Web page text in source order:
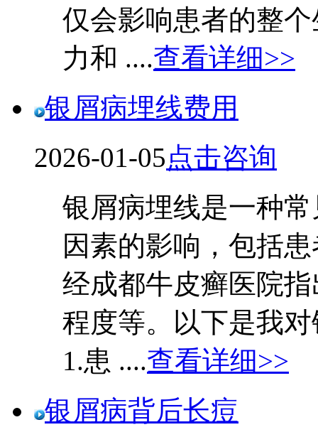
仅会影响患者的整
力和 ....查看详细>>
银屑病埋线费用
2026-01-05点击咨询
银屑病埋线是一种
因素的影响，包括
经成都牛皮癣医院
程度等。以下是我
1.患 ....查看详细>>
银屑病背后长痘